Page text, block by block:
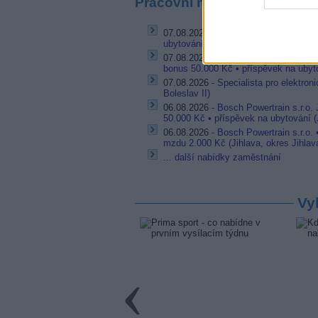
07.08.2026 -
Bosch Powertrain
ubytování (Jihlava, okres Jihlava)
07.08.2026 -
bonus 50.000 Kč • příspěvek na
07.08.2026 - Specialista pro
Boleslav II)
06.08.2026 - Bosch Powertrain s.r.o.
50.000 Kč • příspěvek na ubytování
06.08.2026 - Bosch Powertrain s.r.o.
mzdu 2.000 Kč (Jihlava, okres
... další nabídky zaměstnání